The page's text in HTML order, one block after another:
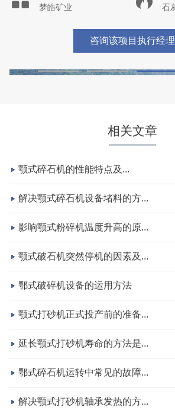
线
项目坐标 设
项目业主 生
湖北省宜昌市砂石集并日产一万吨
项目坐标
湖北省宜昌市
设
项目业主
相关文章
颚式碎石机的性能特点及...
解决颚式碎石机设备堵料的方...
影响颚式粉碎机温度升高的原...
颚式破石机突然停机的因素及...
鄂式破碎机设备的运用方法
颚式打砂机正式投产前的准备...
延长颚式打砂机寿命的方法是...
鄂式碎石机运转中常见的故障...
解决颚式打砂机轴承发热的方...